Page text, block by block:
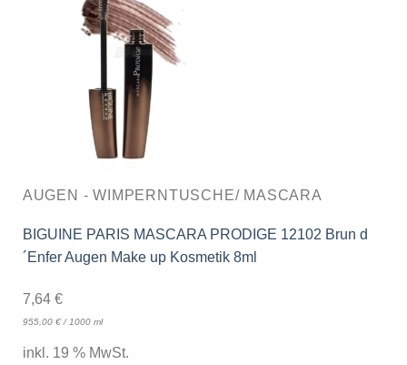
AUGEN - WIMPERNTUSCHE/ MASCARA
BIGUINE PARIS MASCARA PRODIGE 12102 Brun d
´Enfer Augen Make up Kosmetik 8ml
7,64 €
955,00 €/ 1000 ml
inkl. 19 % MwSt.